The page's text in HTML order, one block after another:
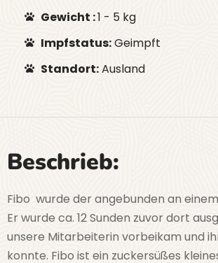
Gewicht :1 - 5 kg
Impfstatus:Geimpft
Standort:Ausland
Beschrieb:
Fibo wurde der angebunden an
Er wurde ca. 12 Sunden zuvor dort
unsere Mitarbeiterin vorbeikam und
konnte. Fibo ist ein zuckersüßes